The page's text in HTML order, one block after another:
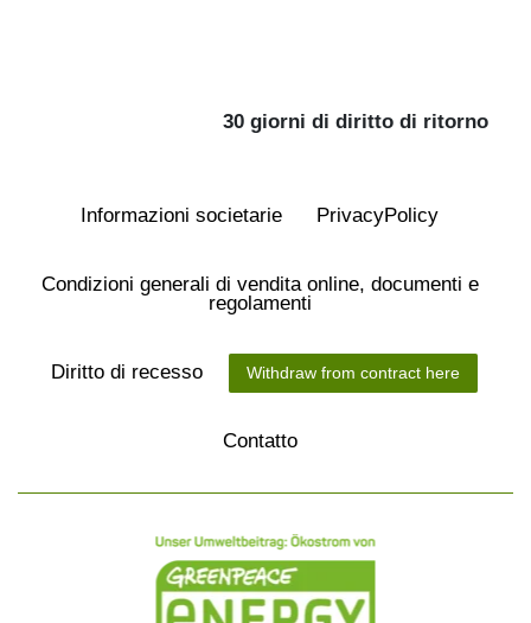
30 giorni di diritto di ritorno
Informazioni societarie Privacy­Policy
Condizioni generali di vendita online, documenti e
regolamenti
Diritto di recesso Withdraw from contract here
Contatto